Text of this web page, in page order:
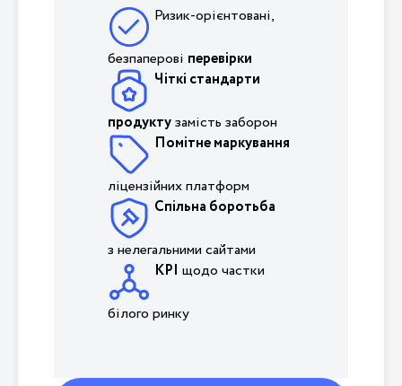
Ризик-орієнтовані,
безпаперові перевірки
Чіткі стандарти
продуктузамість заборон
Помітне маркування
ліцензійних платформ
Спільна боротьба
з нелегальними сайтами
KPI щодо частки
білого ринку